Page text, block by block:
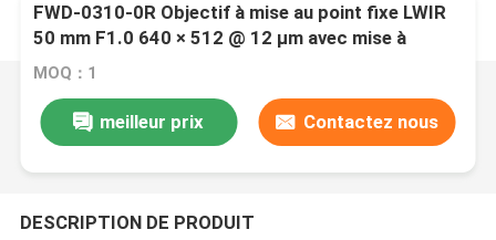
FWD-0310-0R Objectif à mise au point fixe LWIR
50 mm F1.0 640 × 512 @ 12 μm avec mise à
niveau du germanium vers le chalcogénure pour
MOQ：1
meilleur prix Contactez nous
DESCRIPTION DE PRODUIT